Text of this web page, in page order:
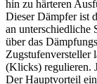
hin zu härteren
Dieser Dämpfer ist
an unterschiedliche
über das
Zugstufenversteller
(Klicks) regulieren.
Der Hauptvorteil